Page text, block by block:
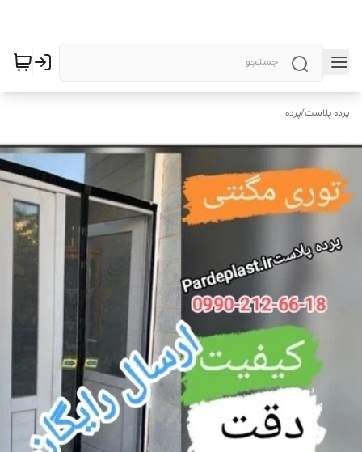
پرده پلاست/پرده